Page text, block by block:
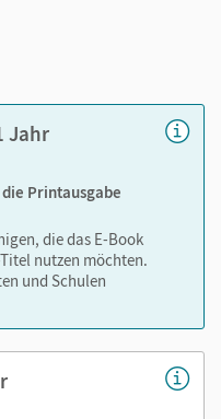
dieses E-Books. Sie
und Ihre Schüler/-innen
können. So
zeitsparend und
Kein
Jahr
Printausgabe
die das E-Book
nutzen möchten.
und Schulen